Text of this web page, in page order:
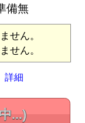
備無
せん。
せん。
詳細
...)